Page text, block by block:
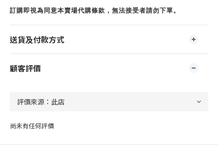
訂購即視為同意本賣場代購條款，無法接受者請勿下單。
送貨及付款方式
顧客評價
尚未有任何評價